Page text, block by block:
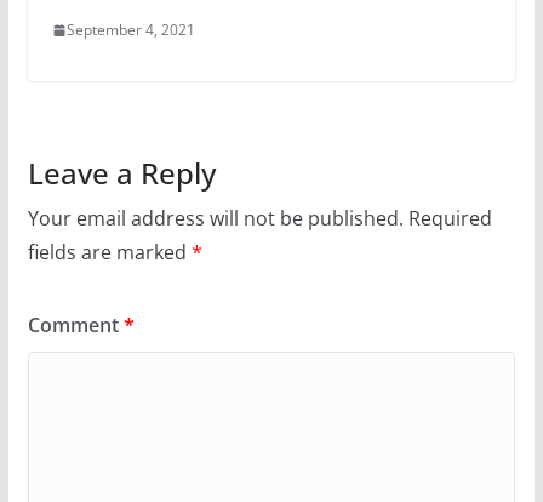
September 4, 2021
Leave a Reply
Your email address will not be published. Required
fields are marked *
Comment*